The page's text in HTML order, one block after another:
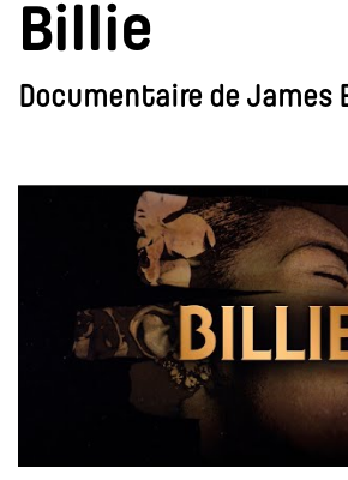
Billie
Documentaire de James